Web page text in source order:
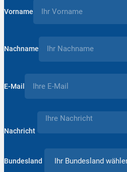
Vorname
Nachname
E-Mail
Nachricht
Bundesland